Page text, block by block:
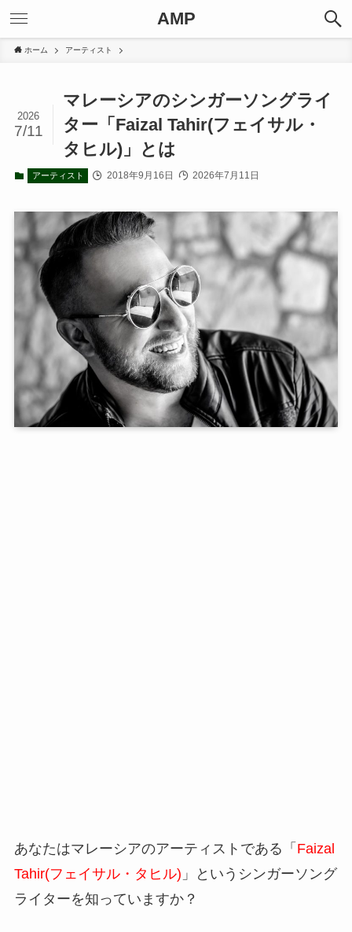
AMP
ホーム アーティスト
マレーシアのシンガーソングライ
ター「Faizal Tahir(フェイサル・
タヒル)」とは
2026
7/11
アーティスト 2018年9月16日 2026年7月11日
あなたはマレーシアのアーティストである「 Faizal
Tahir(フェイサル・タヒル) 」というシンガーソング
ライターを知っていますか？